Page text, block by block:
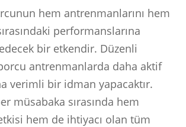
hem antrenmanlarını hem
performanslarına
bir etkendir. Düzenli
antrenmanlarda daha aktif
verimli bir idman yapacaktır.
müsabaka sırasında hem
hem de ihtiyacı olan tüm